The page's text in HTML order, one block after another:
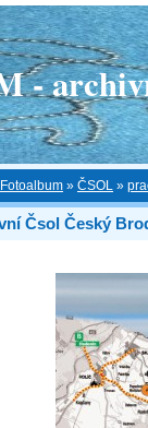
-
Fotoalbum » ČSOL »
Čsol Český